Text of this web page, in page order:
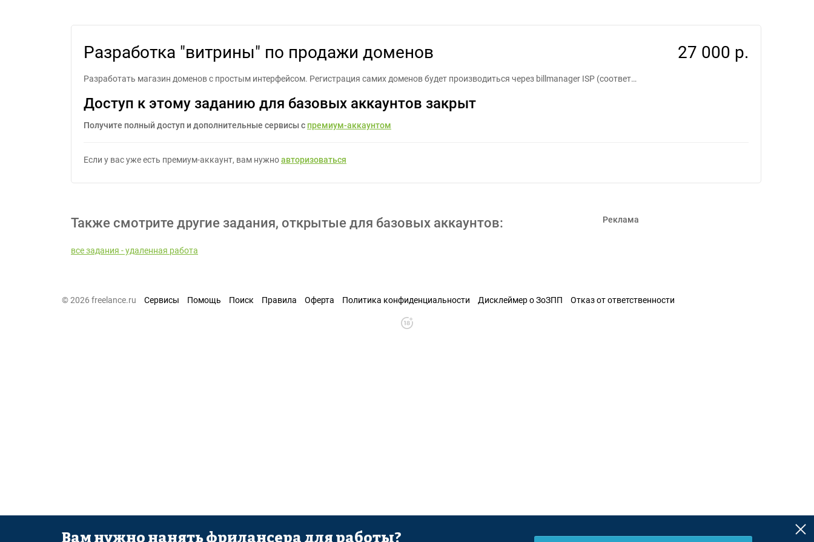
Разработка "витрины" по продажи доменов 27 000 р.
Разработать магазин доменов с простым интерфейсом. Регистрация самих доменов будет производиться через billmanager ISP (соответ…
Доступ к этому заданию для базовых аккаунтов закрыт
Получите полный доступ и дополнительные сервисы с премиум-аккаунтом
Если у вас уже есть премиум-аккаунт, вам нужноавторизоваться
Также смотрите другие задания, открытые для базовых аккаунтов:
все задания - удаленная работа
Реклама
© 2026 freelance.ru Сервисы Помощь Поиск Правила Оферта Политика конфиденциальности Дисклеймер о ЗоЗПП Отказ от ответственности
Вам нужно нанять фрилансера для работы?